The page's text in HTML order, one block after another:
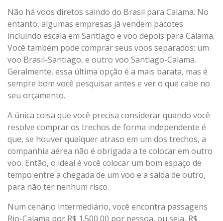
Não há voos diretos saindo do Brasil para Calama. No
entanto, algumas empresas já vendem pacotes
incluindo escala em Santiago e voo depois para Calama.
Você também pode comprar seus voos separados: um
voo Brasil-Santiago, e outro voo Santiago-Calama.
Geralmente, essa última opção é a mais barata, mas é
sempre bom você pesquisar antes e ver o que cabe no
seu orçamento.
A única coisa que você precisa considerar quando você
resolve comprar os trechos de forma independente é
que, se houver qualquer atraso em um dos trechos, a
companhia aérea não é obrigada a te colocar em outro
voo. Então, o ideal é você colocar um bom espaço de
tempo entre a chegada de um voo e a saída de outro,
para não ter nenhum risco.
Num cenário intermediário, você encontra passagens
Rio-Calama por R$ 1.500,00 por pessoa, ou seja, R$